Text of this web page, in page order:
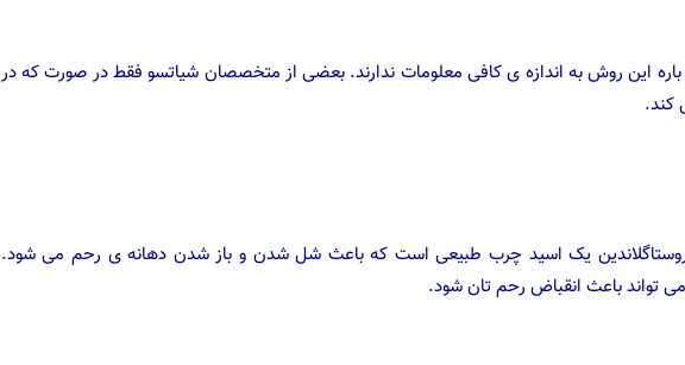
این روش به اندازه ی کافی معلومات ندارند. بعضی از متخصصان شیاتسو فقط در صورت که در
کند.
یک اسید چرب طبیعی است که باعث شل شدن و باز شدن دهانه ی رحم می شود.
تواند باعث انقباض رحم تان شود.